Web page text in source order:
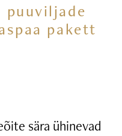
pakett
sära ühinevad